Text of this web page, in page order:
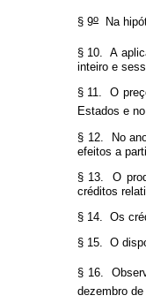
§ 9o Na
§ 10. A
inteiro e
§ 11. O
Estados e
§ 12. No
efeitos a
§ 13. O
créditos
§ 14. Os
§ 15. O
§ 16.
dezembro